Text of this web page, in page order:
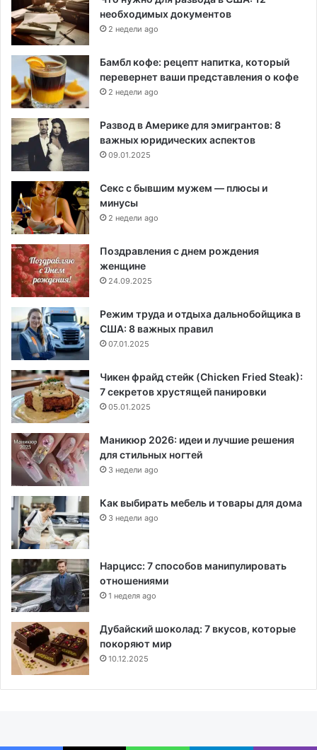
необходимых документов
2 недели ago
Бамбл кофе: рецепт напитка, который
перевернет ваши представления о кофе
2 недели ago
Развод в Америке для эмигрантов: 8
важных юридических аспектов
09.01.2025
Секс с бывшим мужем — плюсы и
минусы
2 недели ago
Поздравления с днем рождения
женщине
24.09.2025
Режим труда и отдыха дальнобойщика в
США: 8 важных правил
07.01.2025
Чикен фрайд стейк (Chicken Fried Steak):
7 секретов хрустящей панировки
05.01.2025
Маникюр 2026: идеи и лучшие решения
для стильных ногтей
3 недели ago
Как выбирать мебель и товары для дома
3 недели ago
Нарцисс: 7 способов манипулировать
отношениями
1 неделя ago
Дубайский шоколад: 7 вкусов, которые
покоряют мир
10.12.2025